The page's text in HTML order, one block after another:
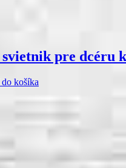
pre dcéru
košíka